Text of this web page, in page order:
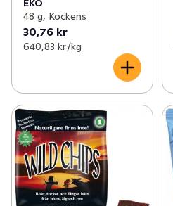
EKO
48 g, Kockens
30,76 kr
640,83 kr /kg